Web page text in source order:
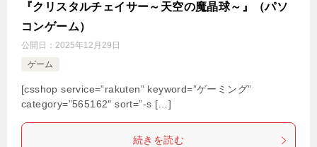
『クリスタルチェイサー～天空の魔晶球～』（パソ
コンゲーム）
公開日： 2025年12月29日
ゲーム
[csshop service=”rakuten” keyword=”ゲーミング”
category=”565162″ sort=”-s […]
続きを読む